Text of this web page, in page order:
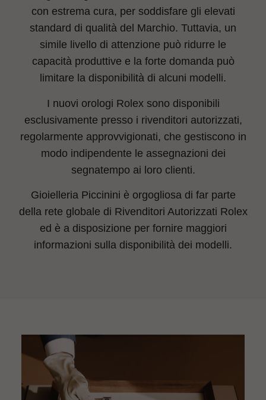
con estrema cura, per soddisfare gli elevati
standard di qualità del Marchio. Tuttavia, un
simile livello di attenzione può ridurre le
capacità produttive e la forte domanda può
limitare la disponibilità di alcuni modelli.
I nuovi orologi Rolex sono disponibili
esclusivamente presso i rivenditori autorizzati,
regolarmente approvvigionati, che gestiscono in
modo indipendente le assegnazioni dei
segnatempo ai loro clienti.
Gioielleria Piccinini è orgogliosa di far parte
della rete globale di Rivenditori Autorizzati Rolex
ed è a disposizione per fornire maggiori
informazioni sulla disponibilità dei modelli.